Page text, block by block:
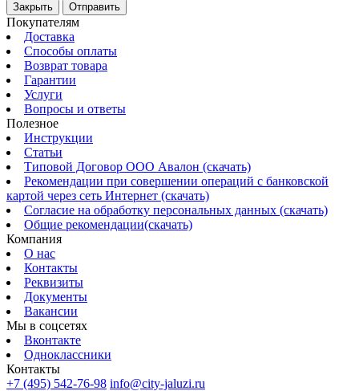
Закрыть Отправить
Покупателям
Доставка
Способы оплаты
Возврат товара
Гарантии
Услуги
Вопросы и ответы
Полезное
Инструкции
Статьи
Типовой Договор ООО Авалон (скачать)
Рекомендации при совершении операций с банковской
картой через сеть Интернет (скачать)
Согласие на обработку персональных данных (скачать)
Общие рекомендации(скачать)
Компания
О нас
Контакты
Реквизиты
Документы
Вакансии
Мы в соцсетях
Вконтакте
Одноклассники
Контакты
+7 (495) 542-76-98 info@city-jaluzi.ru